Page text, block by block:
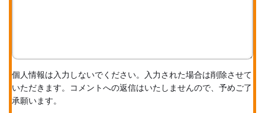
個人情報は入力しないでください。入力された場合は削除させて
いただきます。コメントへの返信はいたしませんので、予めご了
承願います。